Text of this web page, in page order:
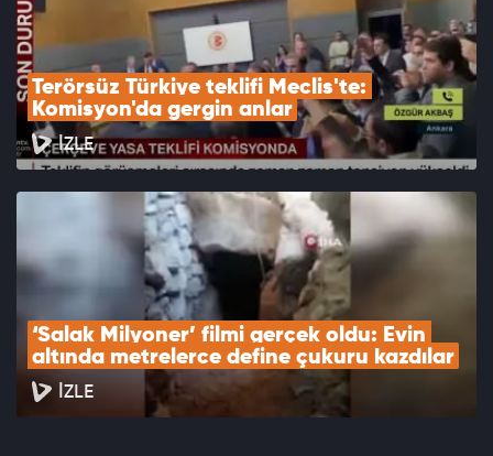
Terörsüz Türkiye teklifi Meclis'te:
Komisyon'da gergin anlar
İZLE
‘Salak Milyoner’ filmi gerçek oldu: Evin
altında metrelerce define çukuru kazdılar
İZLE